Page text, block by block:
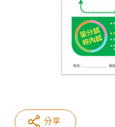
分享